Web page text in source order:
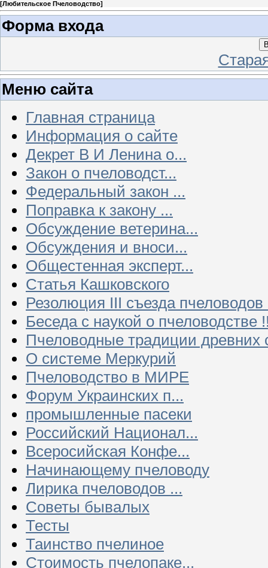
[Любительское Пчеловодство]
Форма входа
Меню сайта
Главная страница
Информация о сайте
Декрет В И Ленина о...
Закон о пчеловодст...
Федеральный закон ...
Поправка к закону ...
Обсуждение ветерина...
Обсуждения и вноси...
Общестенная эксперт...
Статья Кашковского
Резолюция III съезда
Беседа с наукой о пчеловодстве
Пчеловодные традиции древних
О системе Меркурий
Пчеловодство в МИРЕ
Форум Украинских п...
промышленные пасеки
Российский Национал...
Всеросийская Конфе...
Начинающему пчеловоду
Лирика пчеловодов ...
Советы бывалых
Тесты
Таинство пчелиное
Стоимость пчелопаке...